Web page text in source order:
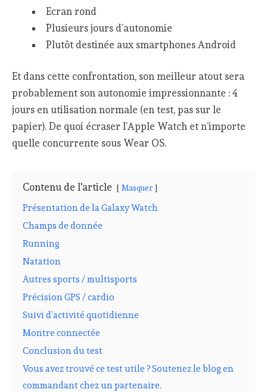
Ecran rond
Plusieurs jours d’autonomie
Plutôt destinée aux smartphones Android
Et dans cette confrontation, son meilleur atout sera
probablement son autonomie impressionnante : 4
jours en utilisation normale (en test, pas sur le
papier). De quoi écraser l’Apple Watch et n’importe
quelle concurrente sous Wear OS.
Contenu de l'article Masquer
Présentation de la Galaxy Watch
Champs de donnée
Running
Natation
Autres sports / multisports
Précision GPS / cardio
Suivi d’activité quotidienne
Montre connectée
Conclusion du test
Vous avez trouvé ce test utile ? Soutenez le blog en
commandant chez un partenaire.